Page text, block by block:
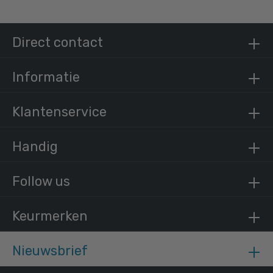
Nieuwsbrief
Follow us
Keurmerken
Direct contact
Informatie
Klantenservice
Handig